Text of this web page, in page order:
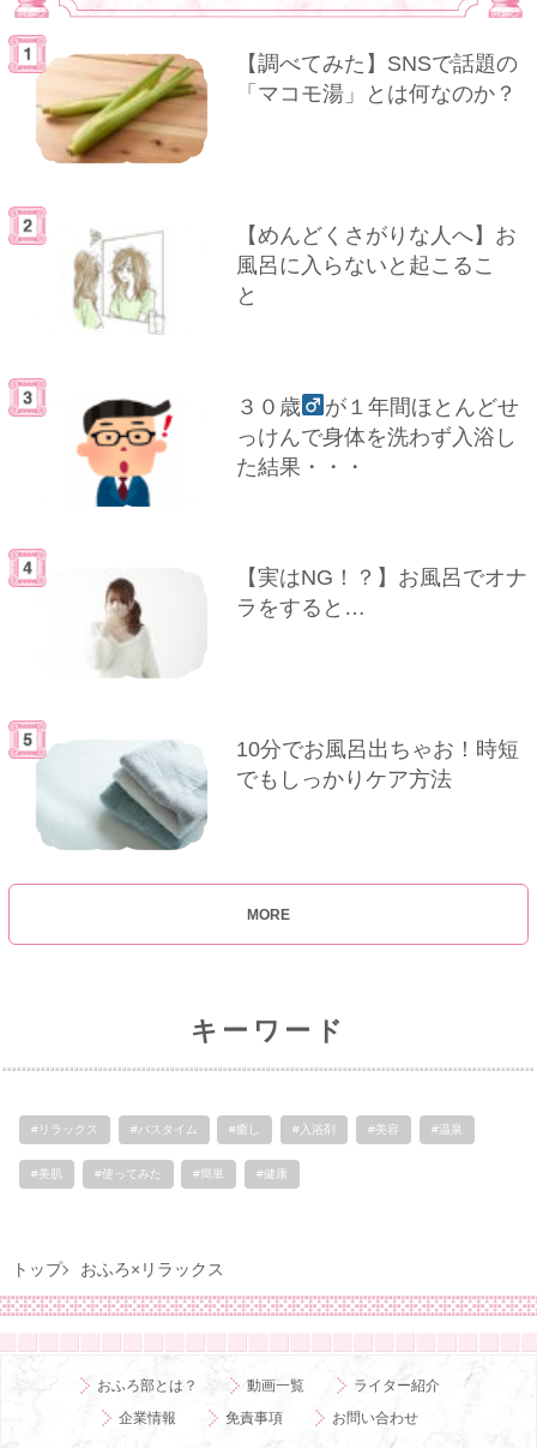
【調べてみた】SNSで話題の
「マコモ湯」とは何なのか？
【めんどくさがりな人へ】お
風呂に入らないと起こるこ
と
３０歳
が１年間ほとんどせ
っけんで身体を洗わず入浴し
た結果・・・
【実はNG！？】お風呂でオナ
ラをすると…
10分でお風呂出ちゃお！時短
でもしっかりケア方法
MORE
キーワード
#リラックス #バスタイム #癒し #入浴剤 #美容 #温泉
#美肌 #使ってみた #簡単 #健康
トップ おふろ×リラックス
おふろ部とは？ 動画一覧
ライター紹介
企業情報
免責事項 お問い合わせ